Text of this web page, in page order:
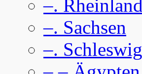
–.
–. Sachsen
–.